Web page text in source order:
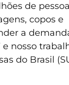
de
copos e
a
nosso
do Brasil